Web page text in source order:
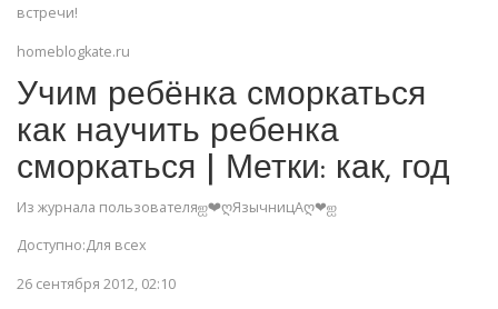
встречи!
homeblogkate.ru
Учим ребёнка сморкаться
как научить ребенка
сморкаться | Метки: как, год
Из журнала пользователяஐ❤ღЯзычницАღ❤ஐ
Доступно:Для всех
26 сентября 2012, 02:10